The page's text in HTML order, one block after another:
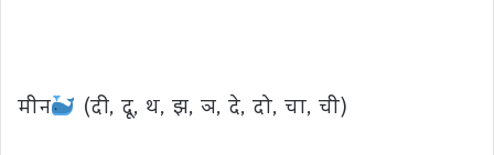
मीन
(दी, दू, थ, झ, ञ, दे, दो, चा, ची)